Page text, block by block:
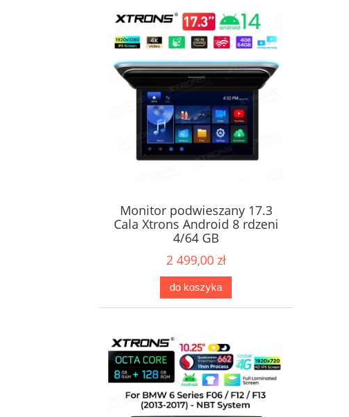
Monitor podwieszany 17.3
Cala Xtrons Android 8 rdzeni
4/64 GB
2 499,00 zł
do koszyka